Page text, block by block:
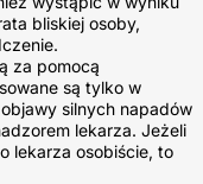
bliskiej osoby,
za pomocą
są tylko w
silnych napadów
lekarza. Jeżeli
lekarza osobiście, to